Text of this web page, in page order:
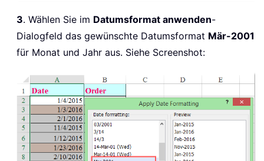
3. Wählen Sie im Datumsformat anwenden-
Dialogfeld das gewünschte Datumsformat Mär-2001
für Monat und Jahr aus. Siehe Screenshot: